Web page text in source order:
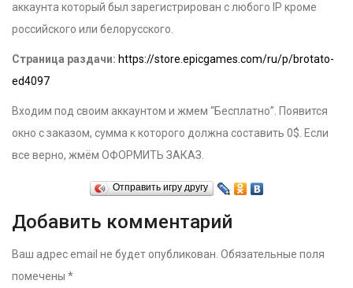
аккаунта который был зарегистрирован с любого IP кроме
российского или белорусского.
Страница раздачи: https://store.epicgames.com/ru/p/brotato-
ed4097
Входим под своим аккаунтом и жмем “Бесплатно”. Появится
окно с заказом, сумма к которого должна составить 0$. Если
все верно, жмём ОФОРМИТЬ ЗАКАЗ.
Отправить игру другу
Добавить комментарий
Ваш адрес email не будет опубликован. Обязательные поля
помечены *